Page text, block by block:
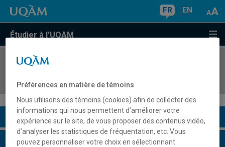
FR EN
Étudier à l'UQAM
COURS//
Description du cours
Horaire - Été 2026
Préférences en matière de témoins
Nous utilisons des témoins (cookies) afin de collecter des
informations qui nous permettent d’améliorer votre
expérience sur le site, de vous proposer des contenus vidéo,
d’analyser les statistiques de fréquentation, etc. Vous
pouvez personnaliser votre choix en sélectionnant